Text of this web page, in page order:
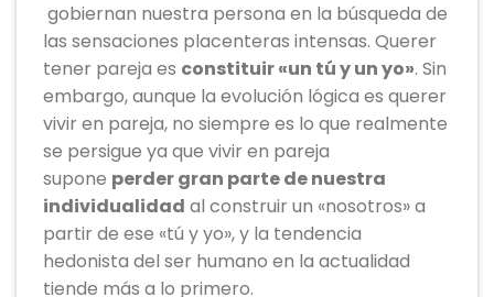
gobiernan nuestra persona en la búsqueda de
las sensaciones placenteras intensas. Querer
tener pareja es constituir «un tú y un yo». Sin
embargo, aunque la evolución lógica es querer
vivir en pareja, no siempre es lo que realmente
se persigue ya que vivir en pareja
supone perder gran parte de nuestra
individualidad al construir un «nosotros» a
partir de ese «tú y yo», y la tendencia
hedonista del ser humano en la actualidad
tiende más a lo primero.